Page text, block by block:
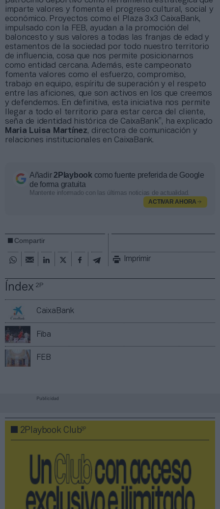
Índex2P
CaixaBank
Fiba
FEB
imparte valores y fomenta el progreso cultural, social y
económico. Proyectos como el Plaza 3x3 CaixaBank,
impulsado con la FEB, ayudan a la promoción del
baloncesto y sus valores a todas las franjas de edad y
estamentos de la sociedad por todo nuestro territorio
de influencia, cosa que nos permite posicionarnos
como entidad cercana. Además, este campeonato
fomenta valores como el esfuerzo, compromiso,
trabajo en equipo, espíritu de superación y el respeto
entre las aficiones, que son activos en los que creemos
y defendemos. En definitiva, esta iniciativa nos permite
llegar a todo el territorio para estar cerca del cliente,
seña de identidad histórica de CaixaBank”, ha explicado
Maria Luisa Martínez, directora de comunicación y
relaciones institucionales en CaixaBank.
Añadir2Playbook como fuente preferida de Google
de forma gratuita
Mantente informado con las últimas noticias de actualidad.
ACTIVAR AHORA
Compartir
Imprimir
Publicidad
2Playbook Club2P